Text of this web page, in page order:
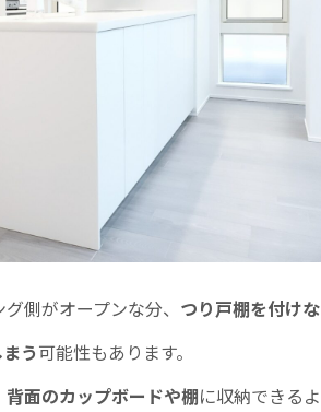
側がオープンな分、 つり戸棚を付けな
う可能性もあります。
背面のカップボードや棚に収納できるよ